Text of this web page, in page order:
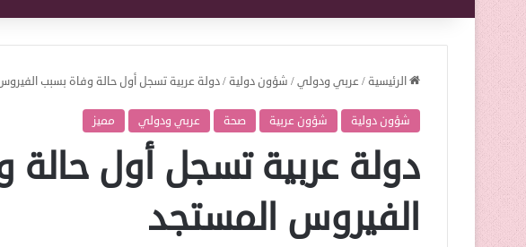
الرئيسية/ عربي ودولي/ شؤون دولية/دولة عربية تسجل أول حالة وفاة بسبب
شؤون دولية شؤون عربية صحة عربي ودولي مميز
دولة عربية تسجل أول حالة
الفيروس المستجد